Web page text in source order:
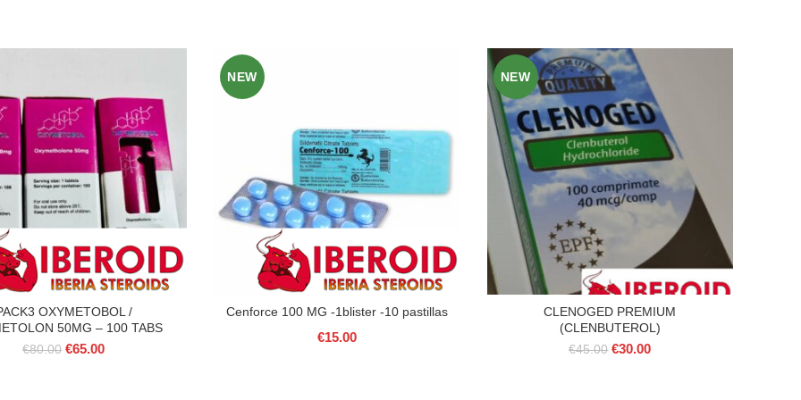
OXYMETOBOL /
50MG – 100 TABS
€80.00 Il
€65.00Il
NEW
Cenforce 100 MG -1blister -10 pastillas
€15.00
NEW
CLENOGED PREMIUM
(CLENBUTEROL)
€45.00 Il
€30.00Il